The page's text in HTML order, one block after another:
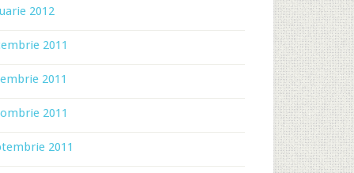
2012
2011
2011
2011
2011